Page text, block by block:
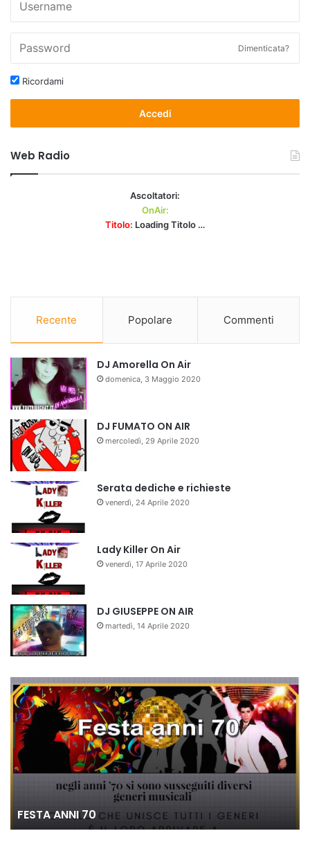
Dimenticata?
Ricordami
Accedi
Web Radio
Ascoltatori:
OnAir:
Titolo: Loading Titolo …
Recente Popolare Commenti
DJ Amorella On Air
domenica, 3 Maggio 2020
DJ FUMATO ON AIR
mercoledì, 29 Aprile 2020
Serata dediche e richieste
venerdì, 24 Aprile 2020
Lady Killer On Air
venerdì, 17 Aprile 2020
DJ GIUSEPPE ON AIR
martedì, 14 Aprile 2020
80 VOGLIA DI...